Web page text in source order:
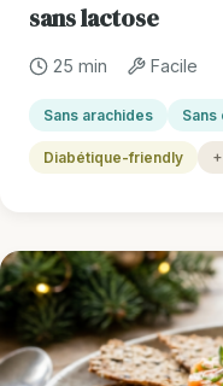
sans lactose
25 min Facile
Sans arachides Sans
Diabétique-friendly